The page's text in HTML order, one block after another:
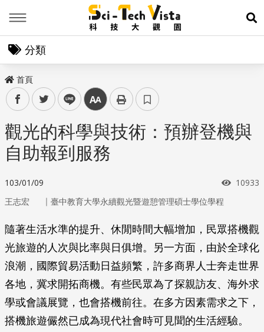
展
分類
首頁
facebooktwitter line 中
觀光的科學與技術：預辦登機與
自助報到服務
103/01/09 瀏覽次
10933
王志宏 ｜ 臺中教育大學永續觀光暨遊憩管理碩士學位學程
隨著生活水準的提升、休閒時間大幅增加，民眾搭機觀
光旅遊的人次與比率與日俱增。另一方面，由於全球化
浪潮，國際貿易活動日益頻繁，許多商界人士奔走世界
各地，冀求開拓商機。有些民眾為了探親訪友、海外求
學或會議展覽，也會搭機前往。在多方因素需求之下，
搭機旅遊儼然已成為現代社會時可見聞的生活經驗。